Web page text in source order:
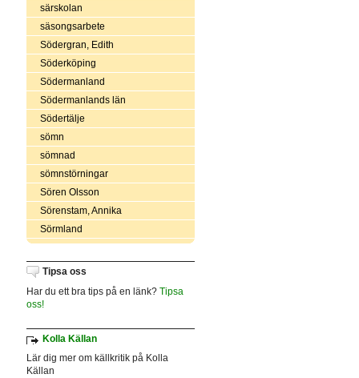
särskolan
säsongsarbete
Södergran, Edith
Söderköping
Södermanland
Södermanlands län
Södertälje
sömn
sömnad
sömnstörningar
Sören Olsson
Sörenstam, Annika
Sörmland
Tipsa oss
Har du ett bra tips på en länk? Tipsa
oss!
Kolla Källan
Lär dig mer om källkritik på Kolla
Källan